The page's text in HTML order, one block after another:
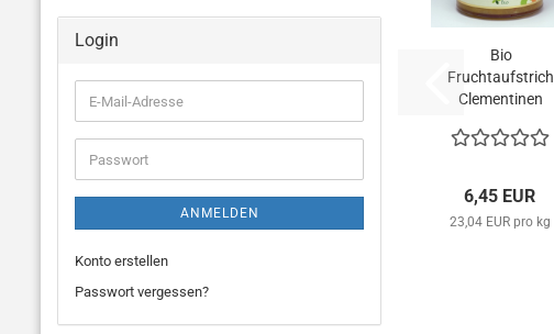
Bio
Fruchtaufstrich
Clementinen
6,45 EUR
23,04 EUR pro kg
Login
E-
Mail-
Adresse
Passwort
ANMELDEN
Konto erstellen
Passwort vergessen?